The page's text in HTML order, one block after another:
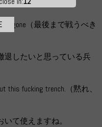
の中で
gone（最後まで戦うべき
退したいと思っている兵
this fucking trench.（黙れ、
て使えますね。